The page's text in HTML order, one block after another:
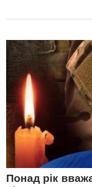
Понад рік